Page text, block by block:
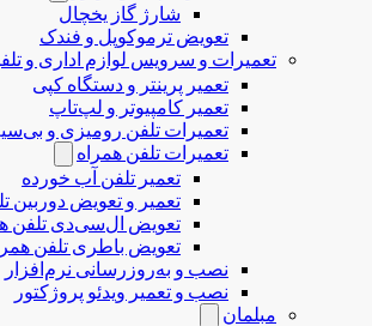
شارژ گاز یخچال
تعویض ترموکوپل و فندک
تعمیرات و سرویس لوازم اداری و
تعمیر پرینتر و دستگاه کپی
تعمیر کامپیوتر و لپ‌تاپ
تعمیرات تلفن رومیزی و
تعمیرات تلفن همراه
تعمیر تلفن آب خورده
تعمیر و تعویض دوربین
تعویض ال‌سی‌دی تلفن
تعویض باطری تلفن
نصب و به‌روزرسانی نرم‌افزار
نصب و تعمیر ویدئو پروژکتور
مبلمان